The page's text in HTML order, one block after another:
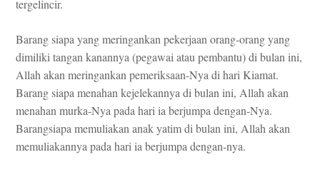
tergelincir.
Barang siapa yang meringankan pekerjaan orang-orang yang
dimiliki tangan kanannya (pegawai atau pembantu) di bulan ini,
Allah akan meringankan pemeriksaan-Nya di hari Kiamat.
Barang siapa menahan kejelekannya di bulan ini, Allah akan
menahan murka-Nya pada hari ia berjumpa dengan-Nya.
Barangsiapa memuliakan anak yatim di bulan ini, Allah akan
memuliakannya pada hari ia berjumpa dengan-nya.